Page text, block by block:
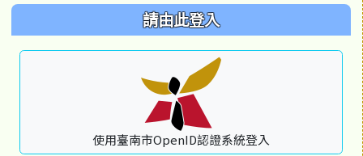
左邊區域內容 請由此登入
使用臺南市OpenID認證系統登入